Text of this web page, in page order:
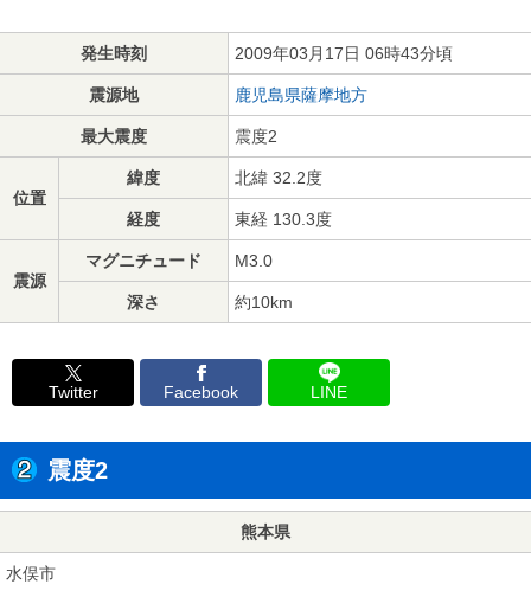
発生時刻 2009年03月17日 06時43分頃
震源地 鹿児島県薩摩地方
最大震度 震度2
位置
緯度 北緯 32.2度
経度 東経 130.3度
震源
マグニチュード M3.0
深さ 約10km
Twitter Facebook LINE
震度2
熊本県
水俣市